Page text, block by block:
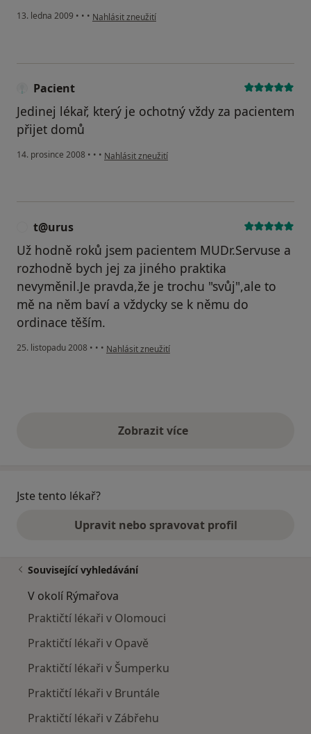
13. ledna 2009 • • • podle názoru uživatele schreiber g
Nahlásit zneužití
Pacient
Jedinej lékař, který je ochotný vždy za pacientem
přijet domů
14. prosince 2008 • • • podle názoru uživatele Pacient
Nahlásit zneužití
t@urus
Už hodně roků jsem pacientem MUDr.Servuse a
rozhodně bych jej za jiného praktika
nevyměnil.Je pravda,že je trochu "svůj",ale to
mě na něm baví a vždycky se k němu do
ordinace těším.
25. listopadu 2008 • • • podle názoru uživatele t@urus
Nahlásit zneužití
Zobrazit vícevýše uvedené názory
Jste tento lékař?
Upravit nebo spravovat profil
Související vyhledávání
V okolí Rýmařova
Praktičtí lékaři v Olomouci
Praktičtí lékaři v Opavě
Praktičtí lékaři v Šumperku
Praktičtí lékaři v Bruntále
Praktičtí lékaři v Zábřehu